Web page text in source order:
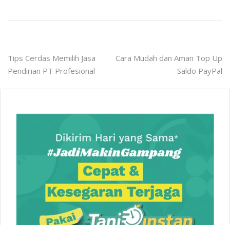
Post
navigation
Tips Cerdas Memilih Jasa
Pendirian PT Profesional
Cara Mudah dan Aman Top Up
Saldo PayPal